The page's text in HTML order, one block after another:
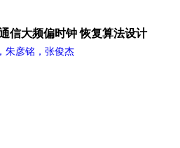
信大频偏时钟 恢复算法设计
朱彦铭，张俊杰